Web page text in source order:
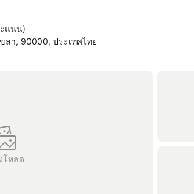
แนน)
ลา, 90000, ประเทศไทย
โหลด